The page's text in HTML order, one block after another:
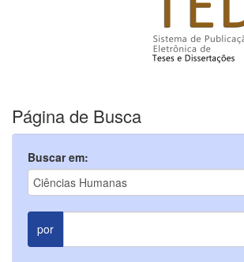
Página de Busca
Buscar em:
por